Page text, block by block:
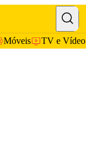
Móveis TV e Vídeo